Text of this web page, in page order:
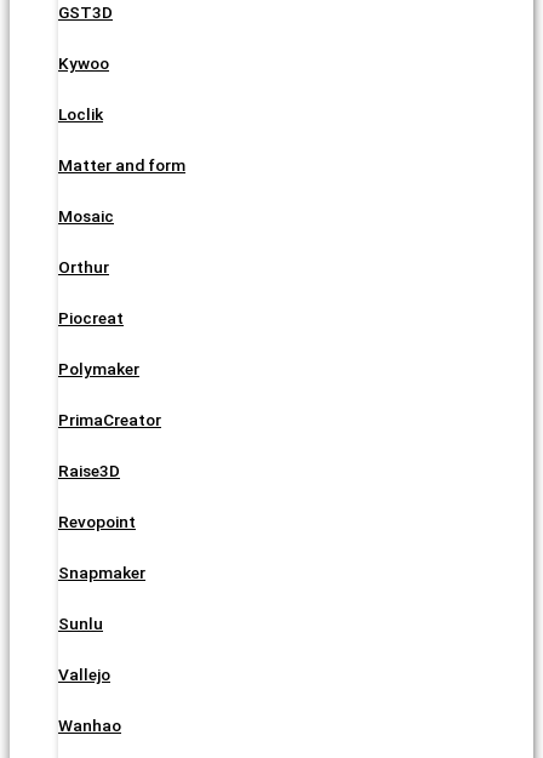
GST3D
Kywoo
Loclik
Matter and form
Mosaic
Orthur
Piocreat
Polymaker
PrimaCreator
Raise3D
Revopoint
Snapmaker
Sunlu
Vallejo
Wanhao